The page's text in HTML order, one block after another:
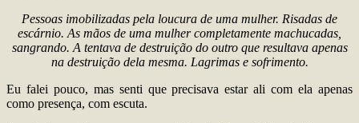
Pessoas imobilizadas pela loucura de uma mulher. Risadas de
escárnio. As mãos de uma mulher completamente machucadas,
sangrando. A tentava de destruição do outro que resultava apenas
na destruição dela mesma. Lagrimas e sofrimento.
Eu falei pouco, mas senti que precisava estar ali com ela apenas
como presença, com escuta.